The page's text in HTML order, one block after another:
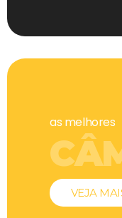
as melhores
VEJA